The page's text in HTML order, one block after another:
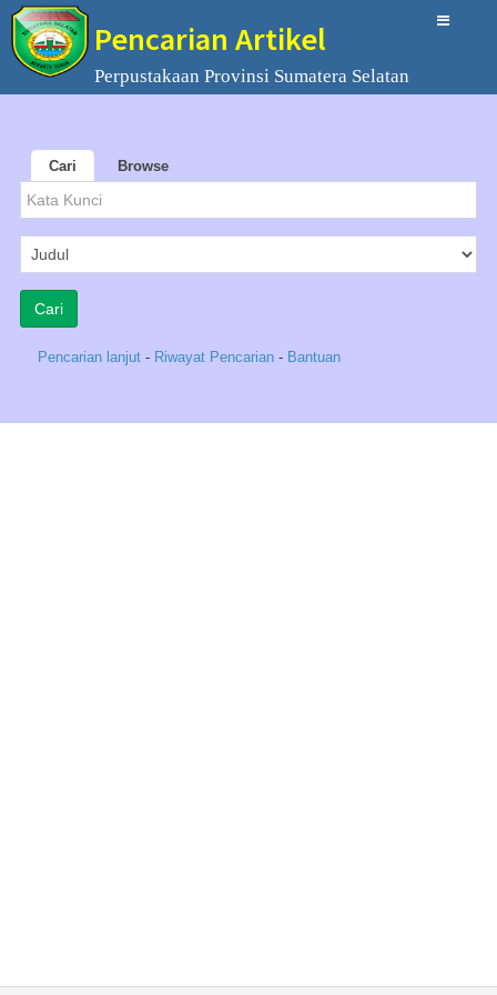
Pencarian Artikel
Perpustakaan Provinsi Sumatera Selatan
Cari Browse
Pencarian lanjut - Riwayat Pencarian - Bantuan